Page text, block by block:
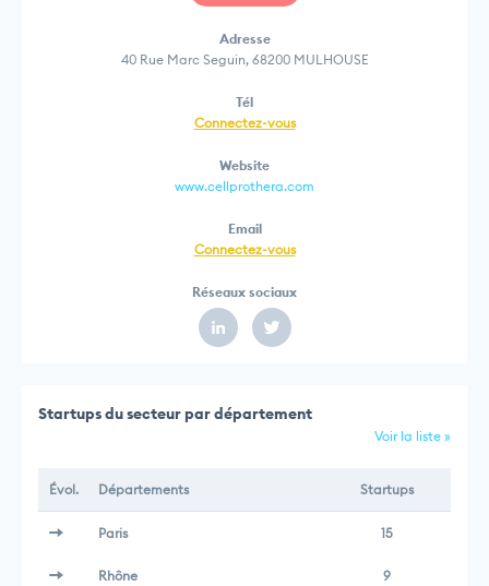
Adresse
40 Rue Marc Seguin, 68200 MULHOUSE
Tél
Connectez-vous
Website
www.cellprothera.com
Email
Connectez-vous
Réseaux sociaux
Startups du secteur par département
Voir la liste »
Évol. Départements Startups
Paris 15
Rhône 9